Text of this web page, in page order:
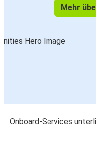
Mehr
Onboard-Services